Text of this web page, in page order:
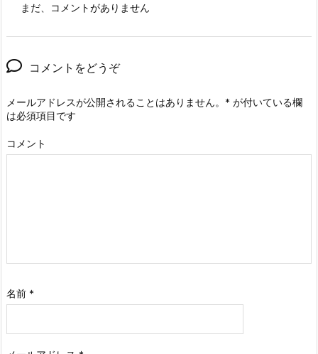
まだ、コメントがありません
コメントをどうぞ
メールアドレスが公開されることはありません。 * が付いている欄
は必須項目です
コメント
名前 *